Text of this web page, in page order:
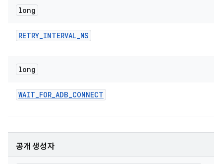
long
RETRY_INTERVAL_MS
long
WAIT_FOR_ADB_CONNECT
공개 생성자